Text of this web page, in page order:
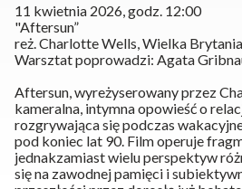
11 kwietnia 2026, godz. 12:00
"Aftersun”
reż. Charlotte Wells, Wielka
Warsztat poprowadzi: Agata
Aftersun, wyreżyserowany przez
kameralna, intymna opowieść o
rozgrywająca się podczas
pod koniec lat 90. Film operuje
jednakzamiast wielu perspektyw
się na zawodnej pamięci i